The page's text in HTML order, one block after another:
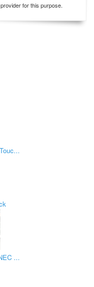
for this purpose.
...